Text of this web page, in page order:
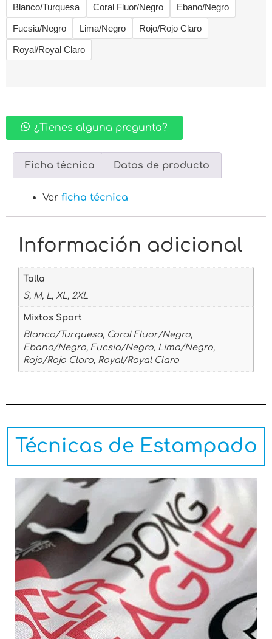
Blanco/Turquesa Coral Fluor/Negro Ebano/Negro
Fucsia/Negro Lima/Negro Rojo/Rojo Claro
Royal/Royal Claro
¿Tienes alguna pregunta?
Ficha técnica Datos de producto
Ver ficha técnica
Información adicional
Talla
S, M, L, XL, 2XL
Mixtos Sport
Blanco/Turquesa, Coral Fluor/Negro,
Ebano/Negro, Fucsia/Negro, Lima/Negro,
Rojo/Rojo Claro, Royal/Royal Claro
Técnicas de Estampado